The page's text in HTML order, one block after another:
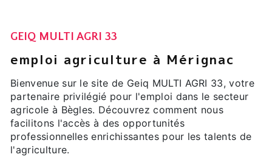
GEIQ MULTI AGRI 33
emploi agriculture à Mérignac
Bienvenue sur le site de Geiq MULTI AGRI 33, votre
partenaire privilégié pour l'emploi dans le secteur
agricole à Bègles. Découvrez comment nous
facilitons l'accès à des opportunités
professionnelles enrichissantes pour les talents de
l'agriculture.